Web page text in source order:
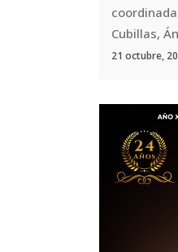
Cubillas,
21 octubre,